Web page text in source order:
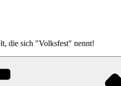
die sich "Volksfest" nennt!